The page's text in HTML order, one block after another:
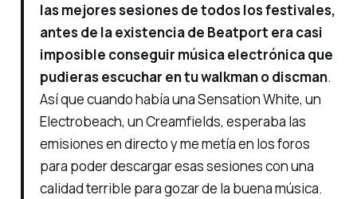
las mejores sesiones de todos los festivales,
antes de la existencia de Beatport era casi
imposible conseguir música electrónica que
pudieras escuchar en tu walkman o discman.
Así que cuando había una Sensation White, un
Electrobeach, un Creamfields, esperaba las
emisiones en directo y me metía en los foros
para poder descargar esas sesiones con una
calidad terrible para gozar de la buena música.